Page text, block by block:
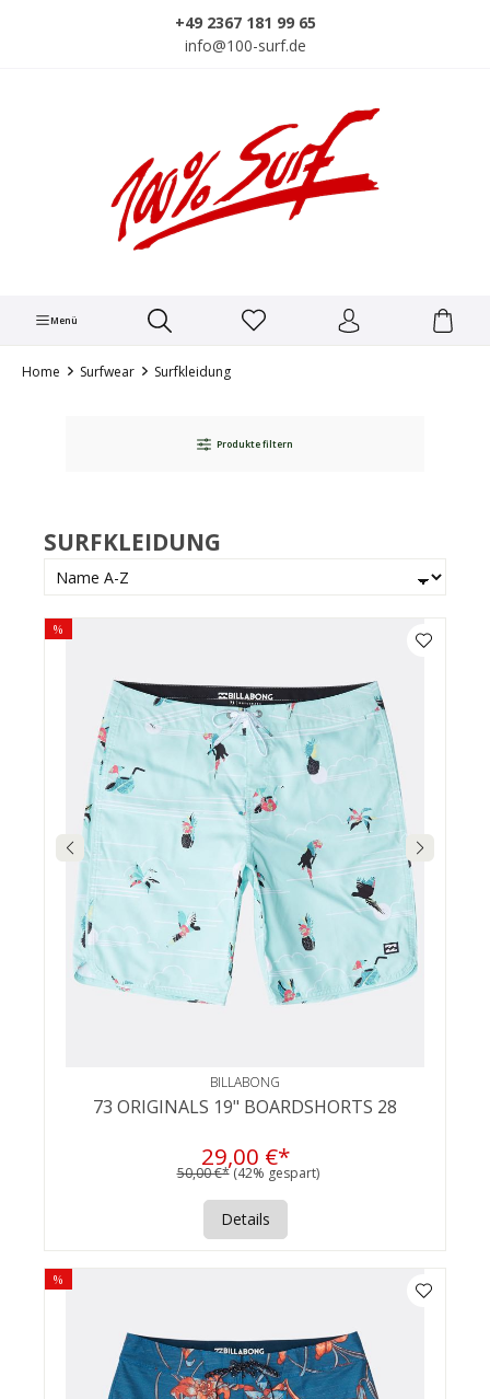
+49 2367 181 99 65
info@100-surf.de
Menü
Home Surfwear Surfkleidung
Produkte filtern
SURFKLEIDUNG
%
BILLABONG
73 ORIGINALS 19" BOARDSHORTS 28
29,00 €*
50,00 €* (42% gespart)
Details
%